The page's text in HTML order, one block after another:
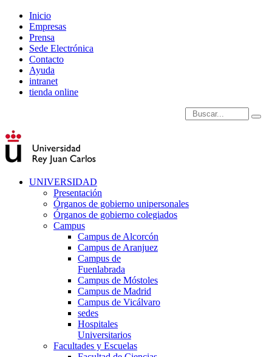
Inicio
Empresas
Prensa
Sede Electrónica
Contacto
Ayuda
intranet
tienda online
Introduce términos de
UNIVERSIDAD
Presentación
Órganos de gobierno unipersonales
Órganos de gobierno colegiados
Campus
Campus de Alcorcón
Campus de Aranjuez
Campus de
Fuenlabrada
Campus de Móstoles
Campus de Madrid
Campus de Vicálvaro
sedes
Hospitales
Universitarios
Facultades y Escuelas